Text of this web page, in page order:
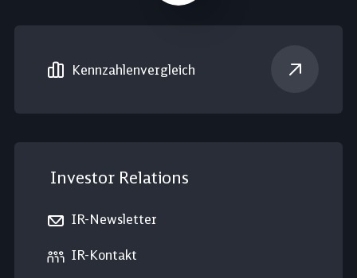
Kennzahlen­vergleich
Investor Relations
IR-Newsletter
IR-Kontakt